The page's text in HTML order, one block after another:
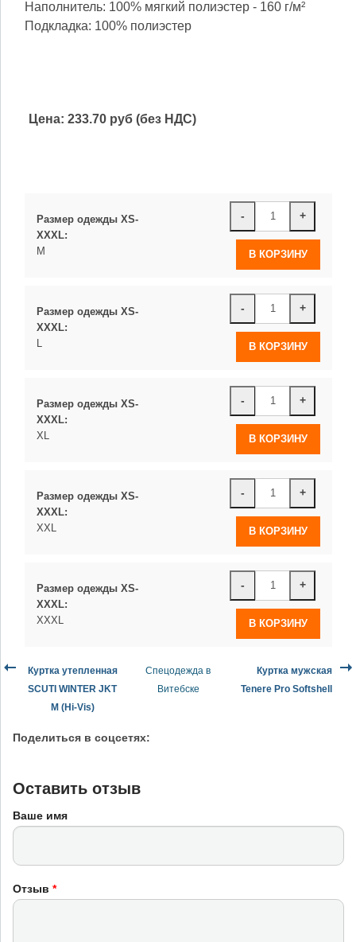
Наполнитель: 100% мягкий полиэстер - 160 г/м²
Подкладка: 100% полиэстер
Цена: 233.70 руб (без НДС)
- +
Размер одежды XS-
XXXL:
M
- +
Размер одежды XS-
XXXL:
- +
Размер одежды XS-
XXXL:
XL
- +
Размер одежды XS-
XXXL:
XXL
- +
Размер одежды XS-
XXXL:
XXXL
Куртка утепленная
SCUTI WINTER JKT
M (Hi-Vis)
Спецодежда в
Витебске
Куртка мужская
Tenerе Pro Softshell
Поделиться в соцсетях:
Оставить отзыв
Ваше имя
Отзыв *